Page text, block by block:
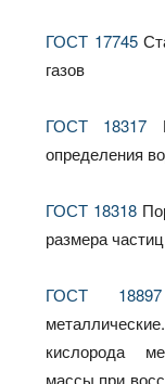
ГОСТ 17745
газов
ГОСТ 18317
определения
ГОСТ 18318
размера
ГОСТ 18897
кислорода
массы при